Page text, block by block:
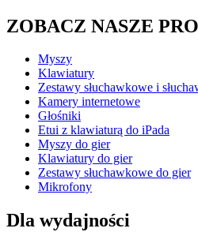
ZOBACZ NASZE
Myszy
Klawiatury
Zestawy słuchawkowe i
Kamery internetowe
Głośniki
Etui z klawiaturą do iPada
Myszy do gier
Klawiatury do gier
Zestawy słuchawkowe do gier
Mikrofony
Dla wydajności